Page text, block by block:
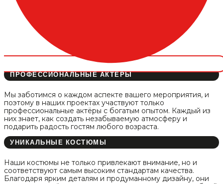
ПРОФЕССИОНАЛЬНЫЕ АКТЁРЫ
Мы заботимся о каждом аспекте вашего мероприятия, и
поэтому в наших проектах участвуют только
профессиональные актёры с богатым опытом. Каждый из
них знает, как создать незабываемую атмосферу и
подарить радость гостям любого возраста.
УНИКАЛЬНЫЕ КОСТЮМЫ
Наши костюмы не только привлекают внимание, но и
соответствуют самым высоким стандартам качества.
Благодаря ярким деталям и продуманному дизайну, они